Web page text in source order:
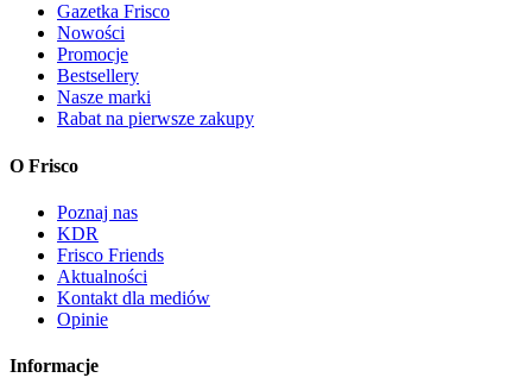
Gazetka Frisco
Nowości
Promocje
Bestsellery
Nasze marki
Rabat na pierwsze zakupy
O Frisco
Poznaj nas
KDR
Frisco Friends
Aktualności
Kontakt dla mediów
Opinie
Informacje